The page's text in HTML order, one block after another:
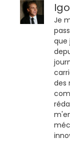
Je
que
des